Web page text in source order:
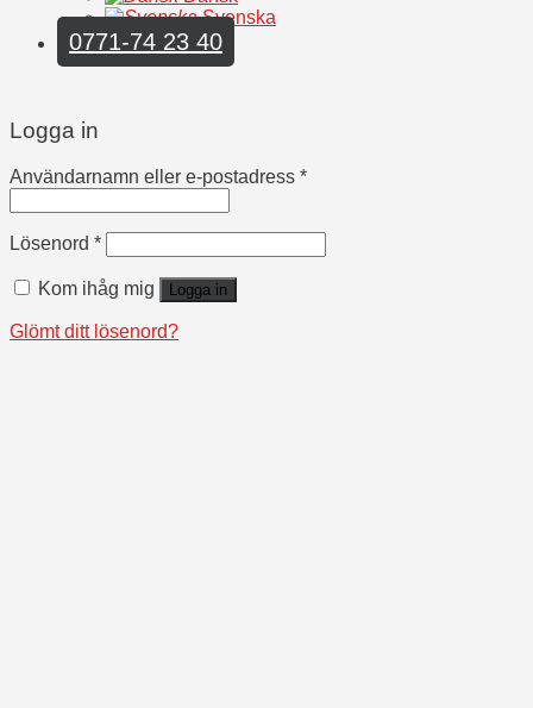
Svenska
0771-74 23 40
Logga in
Användarnamn eller e-postadress *
Lösenord *
Kom ihåg mig Logga in
Glömt ditt lösenord?